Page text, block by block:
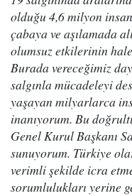
olduğu 4,6 milyon
çabaya ve aşılamada
olumsuz etkilerinin
Burada vereceğimiz
salgınla mücadeleyi
yaşayan milyarlarca
inanıyorum. Bu
Genel Kurul Başkanı
sunuyorum. Türkiye
verimli şekilde icra
sorumlulukları yerine